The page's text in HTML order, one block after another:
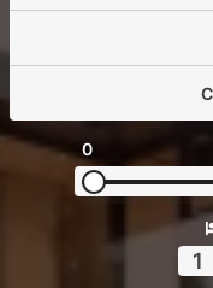
0
1